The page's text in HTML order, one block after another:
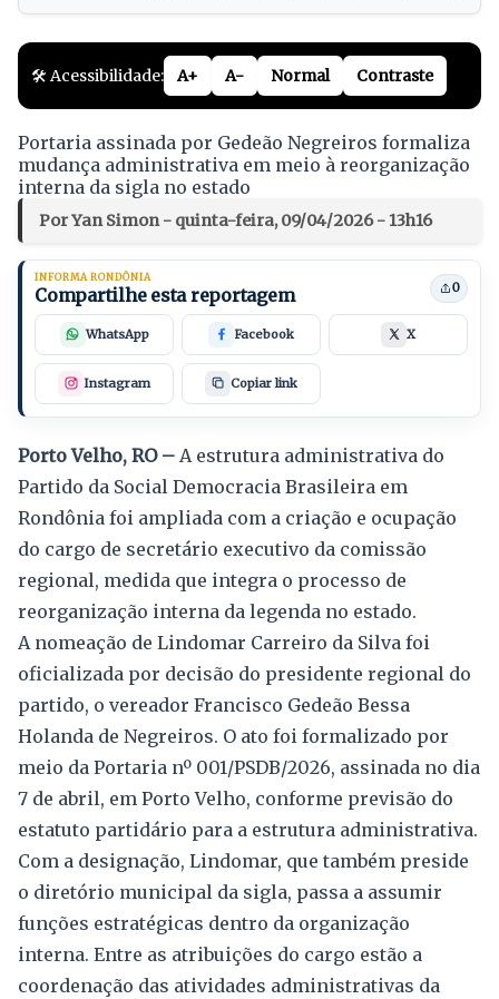
🛠️ Acessibilidade: A+ A- Normal Contraste
Portaria assinada por Gedeão Negreiros formaliza
mudança administrativa em meio à reorganização
interna da sigla no estado
Por Yan Simon - quinta-feira, 09/04/2026 - 13h16
INFORMA RONDÔNIA
Compartilhe esta reportagem 0
WhatsApp Facebook X
Instagram Copiar link
Porto Velho, RO – A estrutura administrativa do
Partido da Social Democracia Brasileira em
Rondônia foi ampliada com a criação e ocupação
do cargo de secretário executivo da comissão
regional, medida que integra o processo de
reorganização interna da legenda no estado.
A nomeação de Lindomar Carreiro da Silva foi
oficializada por decisão do presidente regional do
partido, o vereador Francisco Gedeão Bessa
Holanda de Negreiros. O ato foi formalizado por
meio da Portaria nº 001/PSDB/2026, assinada no dia
7 de abril, em Porto Velho, conforme previsão do
estatuto partidário para a estrutura administrativa.
Com a designação, Lindomar, que também preside
o diretório municipal da sigla, passa a assumir
funções estratégicas dentro da organização
interna. Entre as atribuições do cargo estão a
coordenação das atividades administrativas da